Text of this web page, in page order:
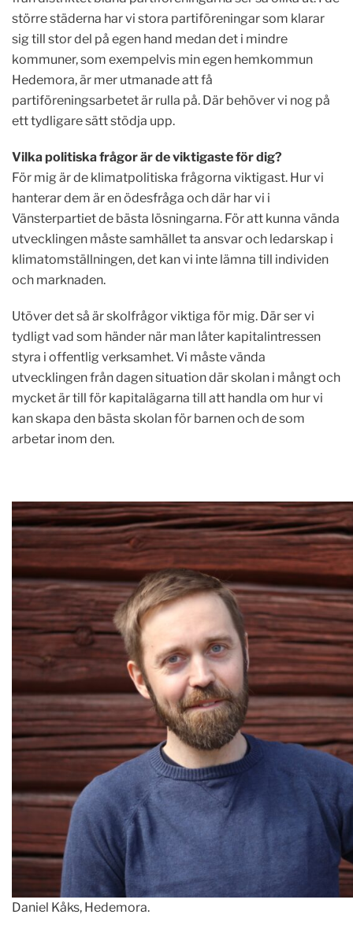
större städerna har vi stora partiföreningar som klarar
sig till stor del på egen hand medan det i mindre
kommuner, som exempelvis min egen hemkommun
Hedemora, är mer utmanade att få
partiföreningsarbetet är rulla på. Där behöver vi nog på
ett tydligare sätt stödja upp.
Vilka politiska frågor är de viktigaste för dig?
För mig är de klimatpolitiska frågorna viktigast. Hur vi
hanterar dem är en ödesfråga och där har vi i
Vänsterpartiet de bästa lösningarna. För att kunna vända
utvecklingen måste samhället ta ansvar och ledarskap i
klimatomställningen, det kan vi inte lämna till individen
och marknaden.
Utöver det så är skolfrågor viktiga för mig. Där ser vi
tydligt vad som händer när man låter kapitalintressen
styra i offentlig verksamhet. Vi måste vända
utvecklingen från dagen situation där skolan i mångt och
mycket är till för kapitalägarna till att handla om hur vi
kan skapa den bästa skolan för barnen och de som
arbetar inom den.
Daniel Kåks, Hedemora.